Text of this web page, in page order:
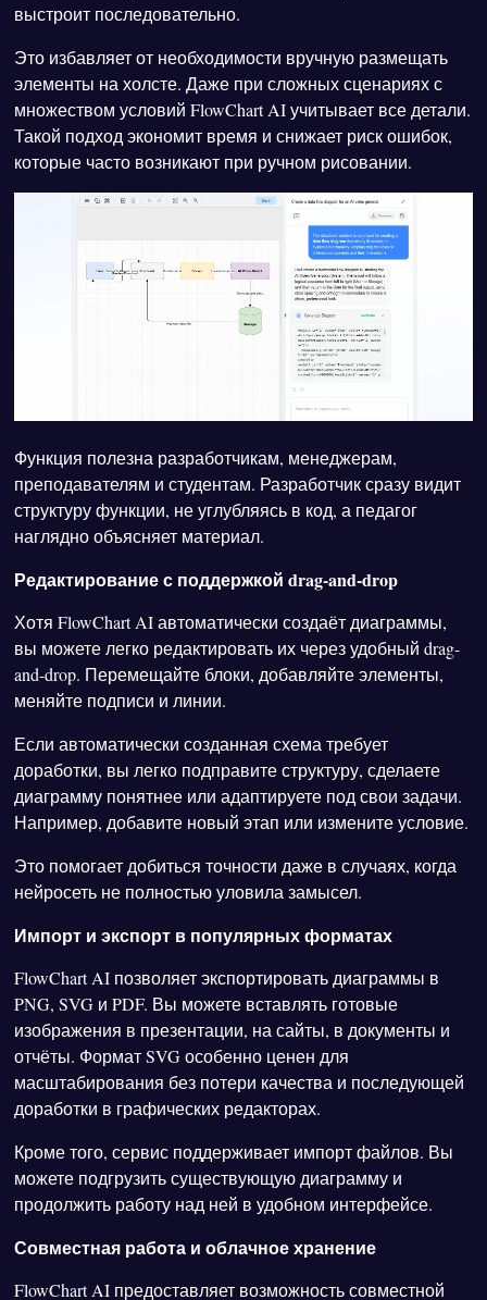
выстроит последовательно.
Это избавляет от необходимости вручную размещать
элементы на холсте. Даже при сложных сценариях с
множеством условий FlowChart AI учитывает все детали.
Такой подход экономит время и снижает риск ошибок,
которые часто возникают при ручном рисовании.
Функция полезна разработчикам, менеджерам,
преподавателям и студентам. Разработчик сразу видит
структуру функции, не углубляясь в код, а педагог
наглядно объясняет материал.
Редактирование с поддержкой drag-and-drop
Хотя FlowChart AI автоматически создаёт диаграммы,
вы можете легко редактировать их через удобный drag-
and-drop. Перемещайте блоки, добавляйте элементы,
меняйте подписи и линии.
Если автоматически созданная схема требует
доработки, вы легко подправите структуру, сделаете
диаграмму понятнее или адаптируете под свои задачи.
Например, добавите новый этап или измените условие.
Это помогает добиться точности даже в случаях, когда
нейросеть не полностью уловила замысел.
Импорт и экспорт в популярных форматах
FlowChart AI позволяет экспортировать диаграммы в
PNG, SVG и PDF. Вы можете вставлять готовые
изображения в презентации, на сайты, в документы и
отчёты. Формат SVG особенно ценен для
масштабирования без потери качества и последующей
доработки в графических редакторах.
Кроме того, сервис поддерживает импорт файлов. Вы
можете подгрузить существующую диаграмму и
продолжить работу над ней в удобном интерфейсе.
Совместная работа и облачное хранение
FlowChart AI предоставляет возможность совместной